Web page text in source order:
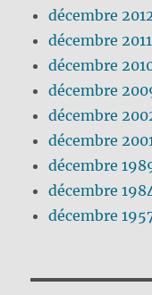
décembre
décembre 2011
décembre
décembre
décembre
décembre 2001
décembre
décembre
décembre